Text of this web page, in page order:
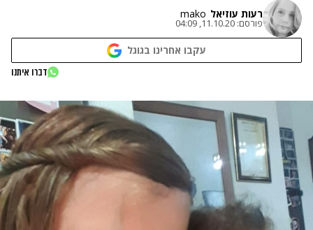
רעות עוזיאל mako
פורסם: 11.10.20, 04:09
עקבו אחרינו בגוגל
דברו איתנו